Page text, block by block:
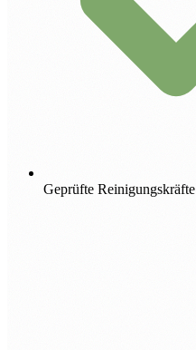
Geprüfte Reinigungskräfte